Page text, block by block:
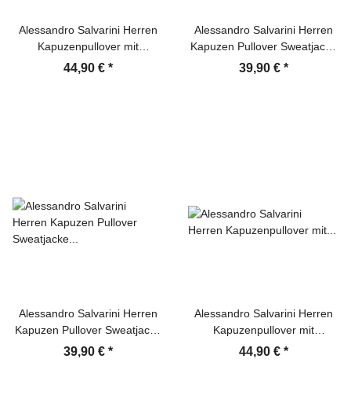
Alessandro Salvarini Herren
Kapuzenpullover mit
Reißverschluss Hoodie
44,90 € *
Alessandro Salvarini Herren
Kapuzen Pullover Sweatjacke
Hoodie Navy
39,90 € *
Alessandro Salvarini Herren
Kapuzen Pullover Sweatjacke
Hoodie Dunkelgrau
39,90 € *
Alessandro Salvarini Herren
Kapuzenpullover mit
Reißverschluss Hoodie
44,90 € *